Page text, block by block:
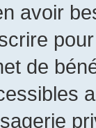
avoir
de